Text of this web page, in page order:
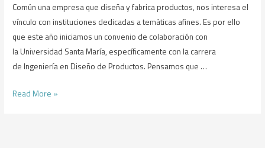
Común una empresa que diseña y fabrica productos, nos interesa el
vínculo con instituciones dedicadas a temáticas afines. Es por ello
que este año iniciamos un convenio de colaboración con
la Universidad Santa María, específicamente con la carrera
de Ingeniería en Diseño de Productos. Pensamos que …
Read More »